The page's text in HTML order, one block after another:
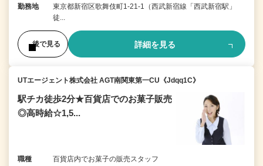
勤務地
東京都新宿区歌舞伎町1-21-1（西武新宿線「西武新宿駅」
徒...
後で見る 詳細を見る
UTエージェント株式会社 AGT南関東第一CU《Jdqq1C》
駅チカ徒歩2分★百貨店でのお菓子販売
◎高時給☆1,5...
職種 百貨店内でお菓子の販売スタッフ